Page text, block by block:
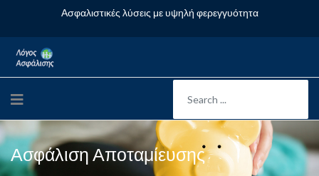
Ασφαλιστικές λύσεις με υψηλή φερεγγυότητα
Ασφάλιση Αποταμίευσης